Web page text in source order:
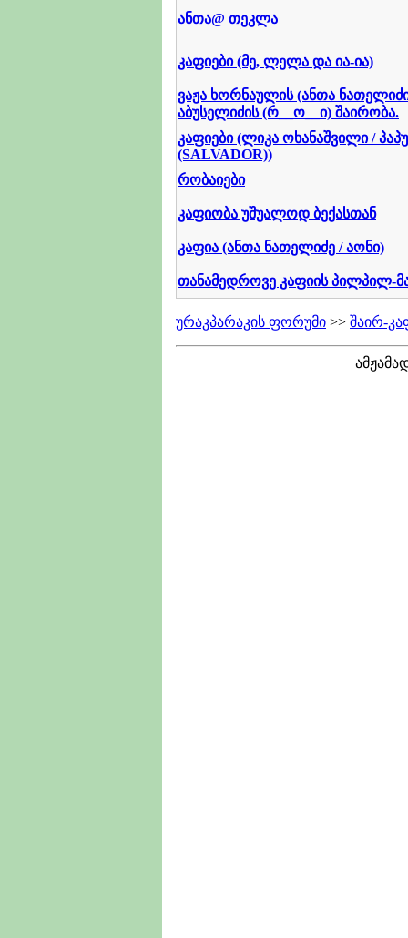
ანთა@ თეკლა
კაფიები (მე, ლელა და ია-ია)
ვაჟა ხორნაულის (ანთა
აბუსელიძის (რ__ო__ი) შაირობა.
კაფიები (ლიკა ოხანაშვილი /
(SALVADOR))
რობაიები
კაფიობა უშუალოდ ბექასთან
კაფია (ანთა ნათელიძე / აონი)
თანამედროვე კაფიის პილპილ-
ურაკპარაკის ფორუმი >> შაირ-